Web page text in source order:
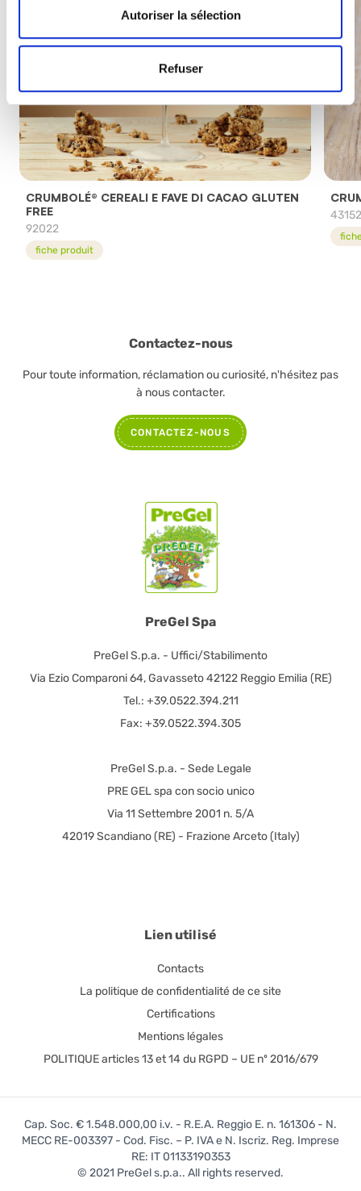
Autoriser la sélection
Refuser
CRUMBOLÉ® CEREALI E FAVE DI CACAO GLUTEN
FREE
92022
fiche produit
PreGel Spa
PreGel S.p.a. - Uffici/Stabilimento
Via Ezio Comparoni 64, Gavasseto 42122 Reggio Emilia (RE)
Tel.: +39.0522.394.211
Fax: +39.0522.394.305
PreGel S.p.a. - Sede Legale
PRE GEL spa con socio unico
Via 11 Settembre 2001 n. 5/A
42019 Scandiano (RE) - Frazione Arceto (Italy)
Lien utilisé
Contacts
La politique de confidentialité de ce site
Certifications
Mentions légales
POLITIQUE articles 13 et 14 du RGPD – UE nº 2016/679
Contactez-nous
Pour toute information, réclamation ou curiosité, n'hésitez pas
à nous contacter.
CONTACTEZ-NOUS
Cap. Soc. € 1.548.000,00 i.v. - R.E.A. Reggio E. n. 161306 - N.
MECC RE-003397 - Cod. Fisc. – P. IVA e N. Iscriz. Reg. Imprese
RE: IT 01133190353
© 2021 PreGel s.p.a.. All rights reserved.